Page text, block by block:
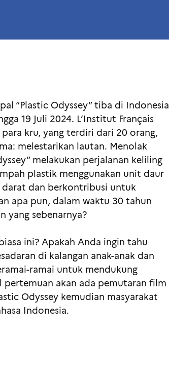
“Plastic Odyssey” tiba di Indonesia
19 Juli 2024. L’Institut Français
kru, yang terdiri dari 20 orang,
melestarikan lautan. Menolak
melakukan perjalanan keliling
plastik menggunakan unit daur
dan berkontribusi untuk
apa pun, dalam waktu 30 tahun
yang sebenarnya?
ini? Apakah Anda ingin tahu
di kalangan anak-anak dan
ramai untuk mendukung
pertemuan akan ada pemutaran film
Odyssey kemudian masyarakat
Indonesia.